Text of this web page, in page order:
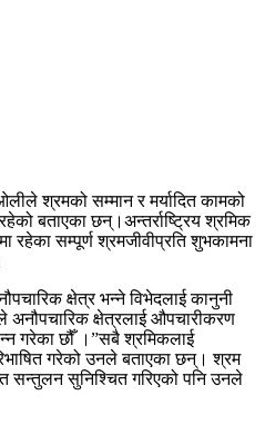
श्रमको सम्मान र मर्यादित कामको
बताएका छन्।अन्तर्राष्ट्रिय श्रमिक
रहेका सम्पूर्ण श्रमजीवीप्रति शुभकामना
क्षेत्र भन्ने विभेदलाई कानुनी
अनौपचारिक क्षेत्रलाई औपचारीकरण
गरेका छौँ ।”सबै श्रमिकलाई
गरेको उनले बताएका छन्। श्रम
सन्तुलन सुनिश्चित गरिएको पनि उनले